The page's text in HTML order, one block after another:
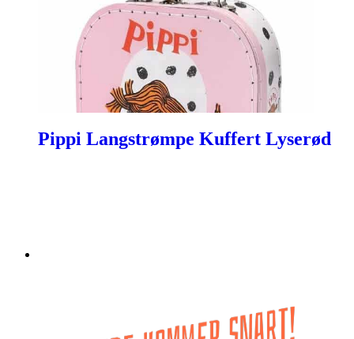
Pippi Langstrømpe Kuffert Lyserød